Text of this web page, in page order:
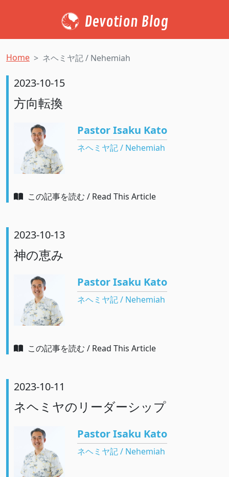
Devotion Blog
Home ネヘミヤ記 / Nehemiah
2023-10-15
方向転換
Pastor Isaku Kato
ネヘミヤ記 / Nehemiah
この記事を読む / Read This Article
2023-10-13
神の恵み
Pastor Isaku Kato
ネヘミヤ記 / Nehemiah
この記事を読む / Read This Article
2023-10-11
ネヘミヤのリーダーシップ
Pastor Isaku Kato
ネヘミヤ記 / Nehemiah